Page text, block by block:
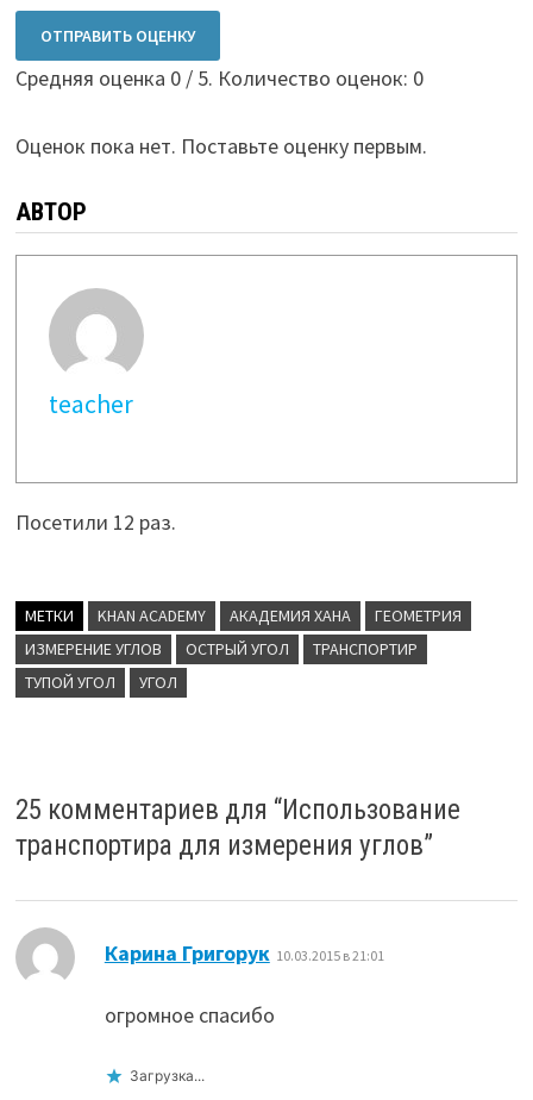
ОТПРАВИТЬ ОЦЕНКУ
Средняя оценка 0/ 5. Количество оценок: 0
Оценок пока нет. Поставьте оценку первым.
АВТОР
teacher
Посетили 12 раз.
МЕТКИ KHAN ACADEMY АКАДЕМИЯ ХАНА
ГЕОМЕТРИЯ
ИЗМЕРЕНИЕ УГЛОВ
ОСТРЫЙ УГОЛ
ТРАНСПОРТИР
ТУПОЙ УГОЛ
УГОЛ
25 комментариев для “Использование
транспортира для измерения углов”
Карина Григорук 10.03.2015 в 21:01
огромное спасибо
Загрузка...